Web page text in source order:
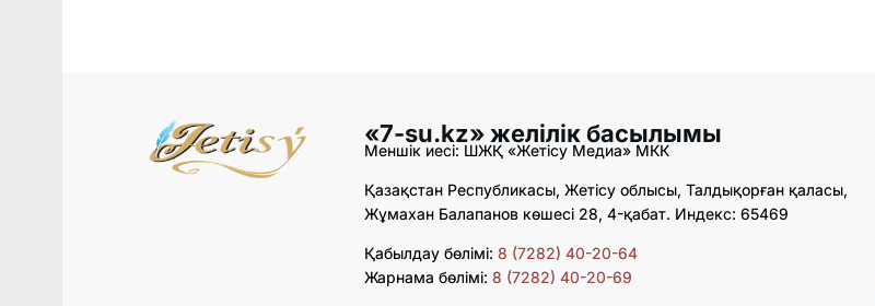
«7-su.kz» желілік басылымы
Меншік иесі: ШЖҚ «Жетісу Медиа» МКК
Қазақстан Республикасы, Жетісу облысы, Талдықорған қаласы,
Жұмахан Балапанов көшесі 28, 4-қабат. Индекс: 65469
Қабылдау бөлімі: 8 (7282) 40-20-64
Жарнама бөлімі: 8 (7282) 40-20-69